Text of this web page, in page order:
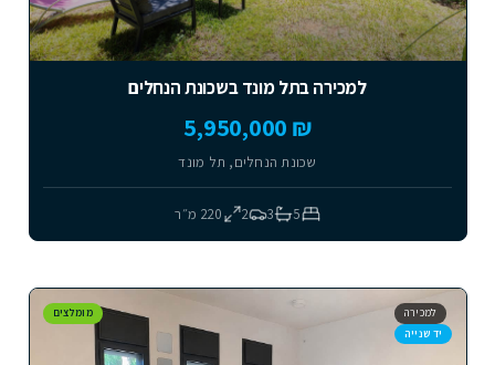
למכירה בתל מונד בשכונת הנחלים
₪ 5,950,000
שכונת הנחלים, תל מונד
5
3
2
220 מ״ר
למכירה
יד שנייה
מומלצים